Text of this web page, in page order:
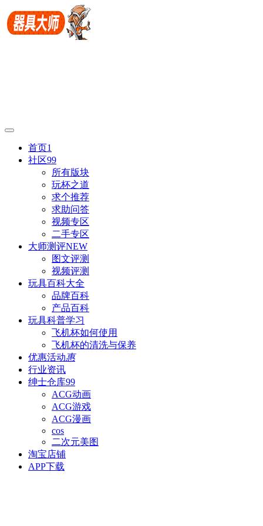
首页1
社区99
所有版块
玩杯之道
求个推荐
求助问答
视频专区
二手专区
大师测评NEW
图文评测
视频评测
玩具百科大全
品牌百科
产品百科
玩具科普学习
飞机杯如何使用
飞机杯的清洗与保养
优惠活动惠
行业资讯
绅士仓库99
ACG动画
ACG游戏
ACG漫画
cos
二次元美图
淘宝店铺
APP下载